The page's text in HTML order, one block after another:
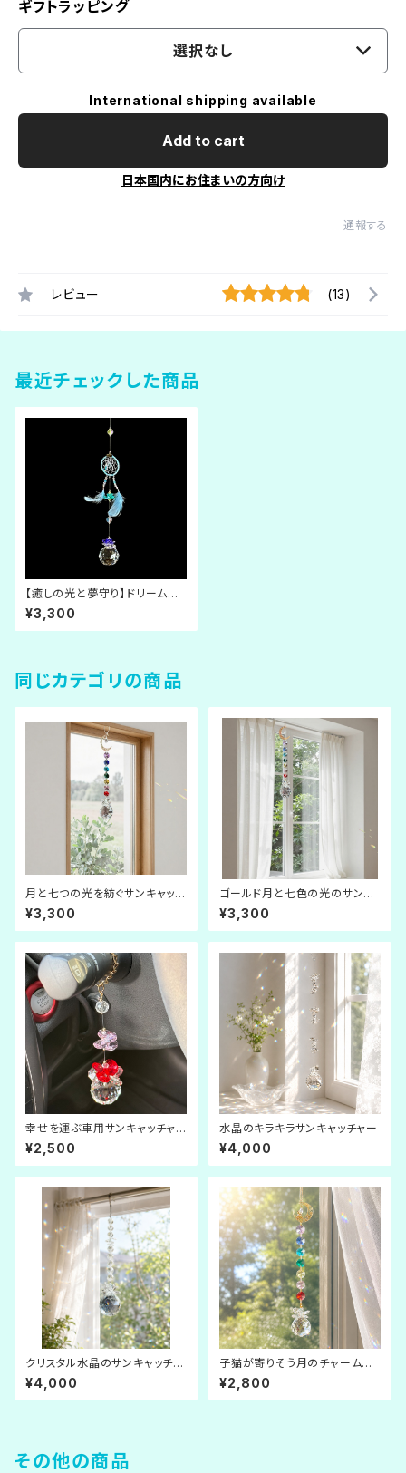
ギフトラッピング
選択なし
International shipping available
Add to cart
日本国内にお住まいの方向け
通報する
レビュー (13)
最近チェックした商品
【癒しの光と夢守り】ドリームキ
ャッチャー × サンキャッチャー
《水色の羽》
¥3,300
同じカテゴリの商品
月と七つの光を紡ぐサンキャッチ
ャー｜チャクラカラー・シルバー
月モチーフ
¥3,300
ゴールド月と七色の光のサンキ
ャッチャー｜チャクラカラー
¥3,300
幸せを運ぶ車用サンキャッチャ
ー｜虹の光
¥2,500
水晶のキラキラサンキャッチャー
¥4,000
クリスタル水晶のサンキャッチャ
ー
¥4,000
子猫が寄りそう月のチャームの
サンキャッチャー
¥2,800
その他の商品